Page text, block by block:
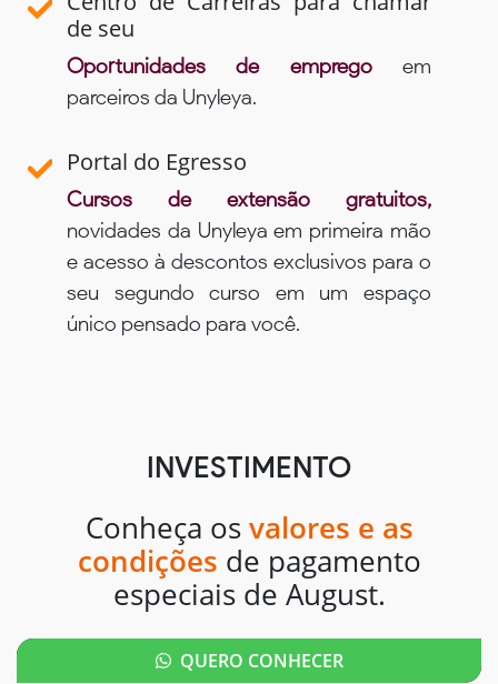
de seu
Oportunidades de empregoem
parceiros da Unyleya.
Portal do Egresso
Cursos de extensão gratuitos,
novidades da Unyleya em primeira mão
e acesso à descontos exclusivos para o
seu segundo curso em um espaço
único pensado para você.
INVESTIMENTO
Conheça os valores e as
condições de pagamento
especiais de August.
QUERO CONHECER